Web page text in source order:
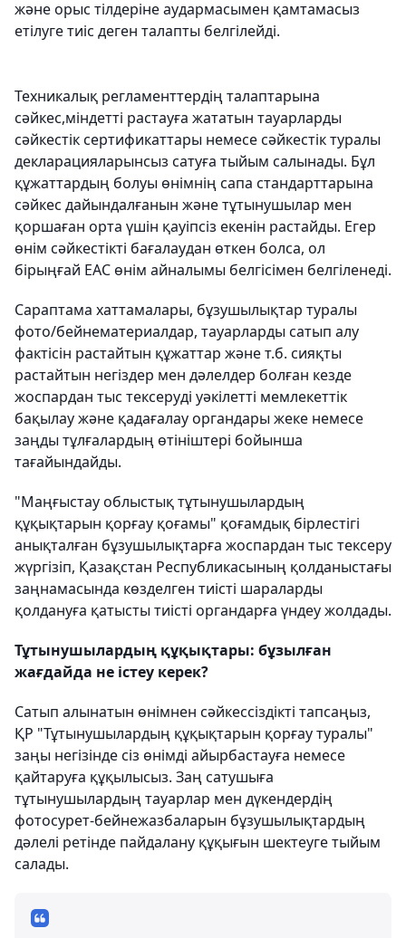
және орыс тiлдерiне аудармасымен қамтамасыз
етiлуге тиiс деген талапты белгiлейдi.
Техникалық регламенттердің талаптарына
сәйкес,міндетті растауға жататын тауарларды
сәйкестік сертификаттары немесе сәйкестік туралы
декларацияларынсыз сатуға тыйым салынады. Бұл
құжаттардың болуы өнімнің сапа стандарттарына
сәйкес дайындалғанын және тұтынушылар мен
қоршаған орта үшін қауіпсіз екенін растайды. Егер
өнім сәйкестікті бағалаудан өткен болса, ол
бірыңғай EAC өнім айналымы белгісімен белгіленеді.
Сараптама хаттамалары, бұзушылықтар туралы
фото/бейнематериалдар, тауарларды сатып алу
фактісін растайтын құжаттар және т.б. сияқты
растайтын негіздер мен дәлелдер болған кезде
жоспардан тыс тексеруді уәкілетті мемлекеттік
бақылау және қадағалау органдары жеке немесе
заңды тұлғалардың өтініштері бойынша
тағайындайды.
"Маңғыстау облыстық тұтынушылардың
құқықтарын қорғау қоғамы" қоғамдық бірлестігі
анықталған бұзушылықтарға жоспардан тыс тексеру
жүргізіп, Қазақстан Республикасының қолданыстағы
заңнамасында көзделген тиісті шараларды
қолдануға қатысты тиісті органдарға үндеу жолдады.
Тұтынушылардың құқықтары: бұзылған
жағдайда не істеу керек?
Сатып алынатын өнімнен сәйкессіздікті тапсаңыз,
ҚР "Тұтынушылардың құқықтарын қорғау туралы"
заңы негізінде сіз өнімді айырбастауға немесе
қайтаруға құқылысыз. Заң сатушыға
тұтынушылардың тауарлар мен дүкендердің
фотосурет-бейнежазбаларын бұзушылықтардың
дәлелі ретінде пайдалану құқығын шектеуге тыйым
салады.